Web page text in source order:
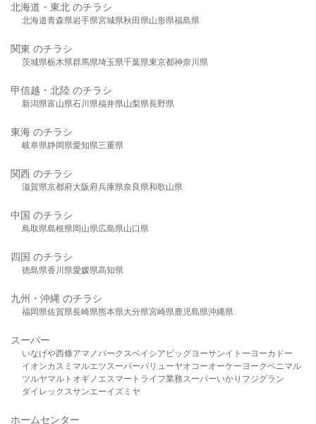
北海道・東北 のチラシ
北海道青森県岩手県宮城県秋田県山形県福島県
関東 のチラシ
茨城県栃木県群馬県埼玉県千葉県東京都神奈川県
甲信越・北陸 のチラシ
新潟県富山県石川県福井県山梨県長野県
東海 のチラシ
岐阜県静岡県愛知県三重県
関西 のチラシ
滋賀県京都府大阪府兵庫県奈良県和歌山県
中国 のチラシ
鳥取県島根県岡山県広島県山口県
四国 のチラシ
徳島県香川県愛媛県高知県
九州・沖縄 のチラシ
福岡県佐賀県長崎県熊本県大分県宮崎県鹿児島県沖縄県
スーパー
いなげや西條アマノパークスベイシア ビッグヨーサンイトーヨーカドー
イオンカスミ マルエツスーパーバリューヤオコーオーケー ヨークベニマル
ツルヤマルト オギノ エスマート ライフ業務スーパーいかり フジグラン
ダイレックスサンエーイズミヤ
ホームセンター